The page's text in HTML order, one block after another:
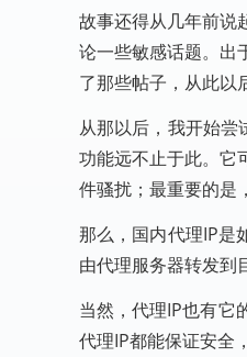
故事还得从几年前说
论一些敏感话题。出
了那些帖子，从此以
从那以后，我开始尝
功能远不止于此。它
件骚扰；最重要的是
那么，国内代理IP是
由代理服务器转发到
当然，代理IP也有它
代理IP都能保证安全